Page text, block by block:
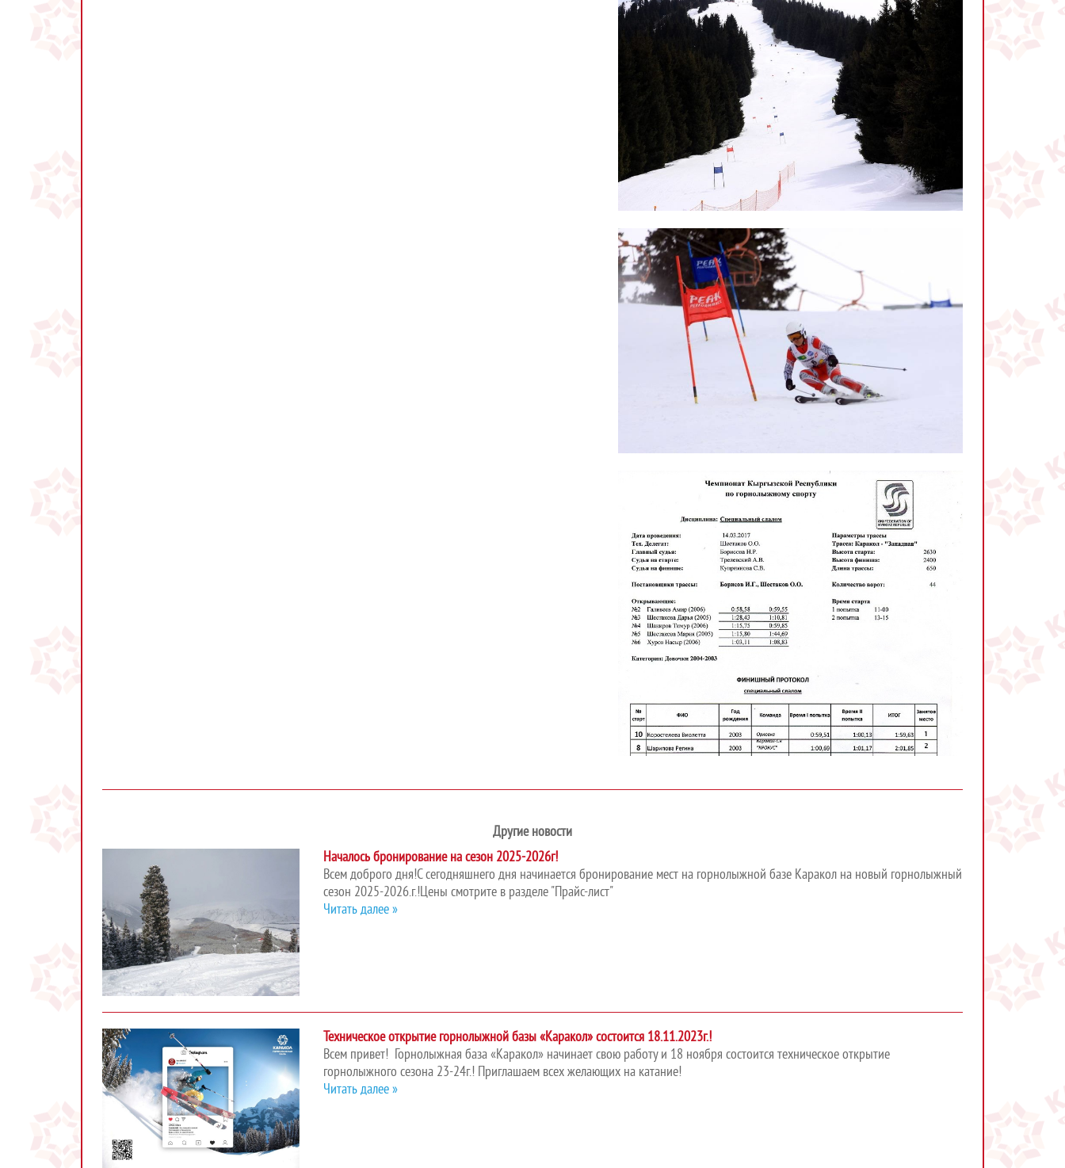
Другие новости
Началось бронирование на сезон 2025-2026г!
Всем доброго дня!С сегодняшнего дня начинается бронирование мест на горнолыжной базе Каракол на новый горнолыжный
сезон 2025-2026.г.!Цены смотрите в разделе "Прайс-лист"
Читать далее »
Техническое открытие горнолыжной базы «Каракол» состоится 18.11.2023г.!
Всем привет! Горнолыжная база «Каракол» начинает свою работу и 18 ноября состоится техническое открытие
горнолыжного сезона 23-24г.! Приглашаем всех желающих на катание!
Читать далее »